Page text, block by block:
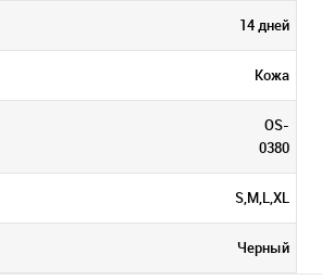
14 дней
Кожа
OS-
0380
S,M,L,XL
Черный